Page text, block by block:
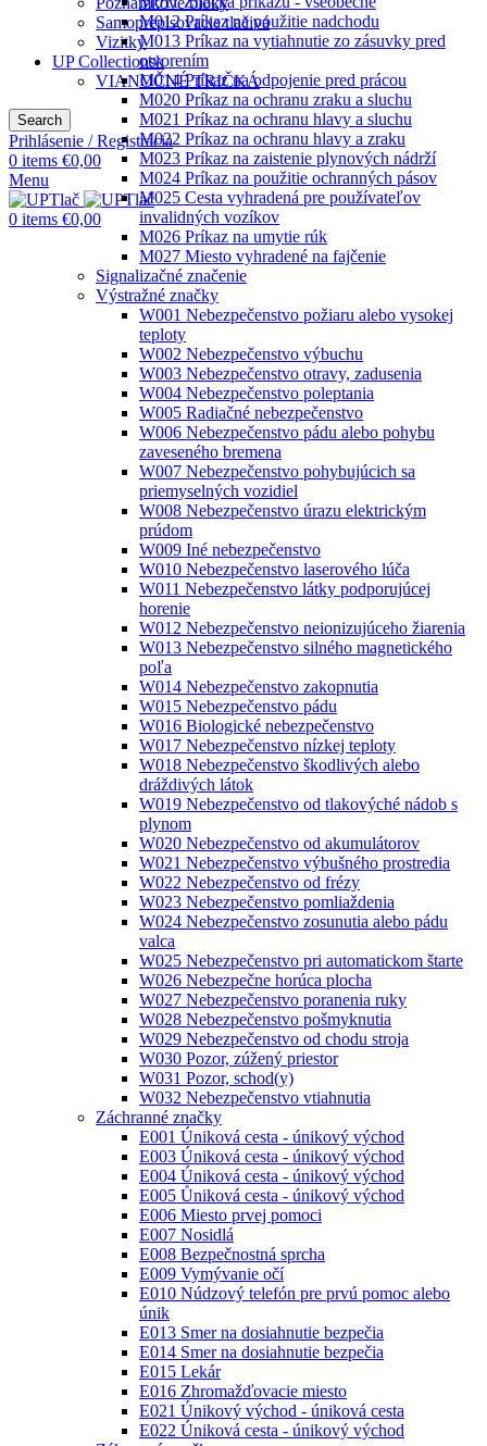
Samoprepisovacie tlačivá
Vizitky
UP Collectionsk
VIANOČNÉ TRIČKÁ
Search
Prihlásenie / Registrácia
0 items €0,00
Menu
0 items €0,00
M012 Príkaz na použitie nadchodu
M013 Príkaz na vytiahnutie zo zásuvky pred
otvorením
M014 Príkaz na odpojenie pred prácou
M020 Príkaz na ochranu zraku a sluchu
M021 Príkaz na ochranu hlavy a sluchu
M022 Príkaz na ochranu hlavy a zraku
M023 Príkaz na zaistenie plynových nádrží
M024 Príkaz na použitie ochranných pásov
M025 Cesta vyhradená pre používateľov
invalidných vozíkov
M026 Príkaz na umytie rúk
M027 Miesto vyhradené na fajčenie
Signalizačné značenie
Výstražné značky
W001 Nebezpečenstvo požiaru alebo vysokej
teploty
W002 Nebezpečenstvo výbuchu
W003 Nebezpečenstvo otravy, zadusenia
W004 Nebezpečenstvo poleptania
W005 Radiačné nebezpečenstvo
W006 Nebezpečenstvo pádu alebo pohybu
zaveseného bremena
W007 Nebezpečenstvo pohybujúcich sa
priemyselných vozidiel
W008 Nebezpečenstvo úrazu elektrickým
prúdom
W009 Iné nebezpečenstvo
W010 Nebezpečenstvo laserového lúča
W011 Nebezpečenstvo látky podporujúcej
horenie
W012 Nebezpečenstvo neionizujúceho žiarenia
W013 Nebezpečenstvo silného magnetického
poľa
W014 Nebezpečenstvo zakopnutia
W015 Nebezpečenstvo pádu
W016 Biologické nebezpečenstvo
W017 Nebezpečenstvo nízkej teploty
W018 Nebezpečenstvo škodlivých alebo
dráždivých látok
W019 Nebezpečenstvo od tlakovýché nádob s
plynom
W020 Nebezpečenstvo od akumulátorov
W021 Nebezpečenstvo výbušného prostredia
W022 Nebezpečenstvo od frézy
W023 Nebezpečenstvo pomliaždenia
W024 Nebezpečenstvo zosunutia alebo pádu
valca
W025 Nebezpečenstvo pri automatickom štarte
W026 Nebezpečne horúca plocha
W027 Nebezpečenstvo poranenia ruky
W028 Nebezpečenstvo pošmyknutia
W029 Nebezpečenstvo od chodu stroja
W030 Pozor, zúžený priestor
W031 Pozor, schod(y)
W032 Nebezpečenstvo vtiahnutia
Záchranné značky
E001 Úniková cesta - únikový východ
E003 Úniková cesta - únikový východ
E004 Úniková cesta - únikový východ
E005 Ůniková cesta - únikový východ
E006 Miesto prvej pomoci
E007 Nosidlá
E008 Bezpečnostná sprcha
E009 Vymývanie očí
E010 Núdzový telefón pre prvú pomoc alebo
únik
E013 Smer na dosiahnutie bezpečia
E014 Smer na dosiahnutie bezpečia
E015 Lekár
E016 Zhromažďovacie miesto
E021 Únikový východ - úniková cesta
E022 Úniková cesta - únikový východ